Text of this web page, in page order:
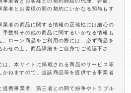
業者とお客様の間の契約にいかなる関与もす
者の商品に関する情報の正確性には細心の
数料その他の商品に関するいかなる情報も
ローン商品をご利用の際には、必ず商品を
せの上、商品詳細をご自身でご確認下さ
、本サイトに掲載される商品やサービス等
かねますので、当該商品等を提供する事業者
携事業者、第三者との間で紛争やトラブル